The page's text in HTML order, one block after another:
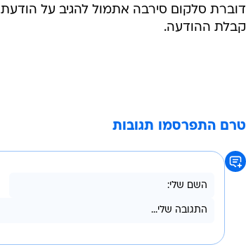
דוברת סלקום סירבה אתמול להגיב על
קבלת ההודעה.
טרם התפרסמו תגובות